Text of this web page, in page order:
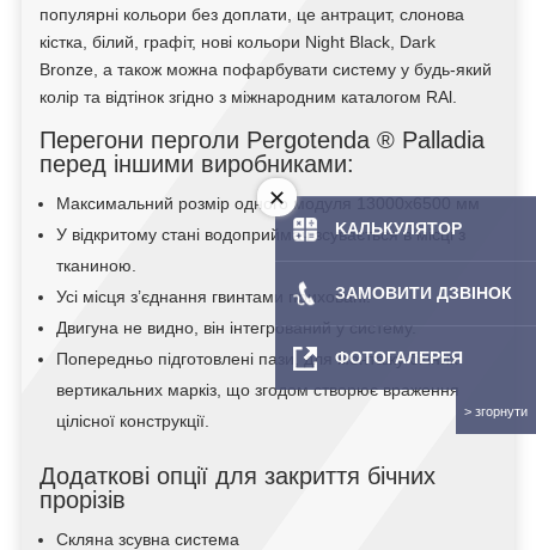
популярні кольори без доплати, це антрацит, слонова
кістка, білий, графіт, нові кольори Night Black, Dark
Bronze, а також можна пофарбувати систему у будь-який
колір та відтінок згідно з міжнародним каталогом RAl.
Перегони перголи Pergotenda ® Palladia
перед іншими виробниками:
Максимальний розмір одного модуля 13000х6500 мм
У відкритому стані водоприймач зсувається в місці з
тканиною.
Усі місця з’єднання гвинтами приховані.
Двигуна не видно, він інтегрований у систему.
Попередньо підготовлені пази, для монтажу бічних
вертикальних маркіз, що згодом створює враження
цілісної конструкції.
Додаткові опції для закриття бічних
прорізів
Скляна зсувна система
KAЛЬКУЛЯТOP
ЗАМОВИТИ ДЗВІНОК
ФОТОГАЛЕРЕЯ